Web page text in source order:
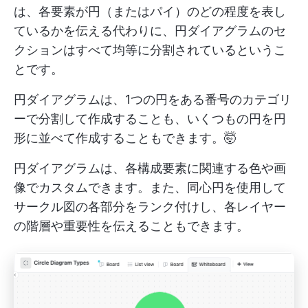
は、各要素が円（またはパイ）のどの程度を表し
ているかを伝える代わりに、円ダイアグラムのセ
クションはすべて均等に分割されているというこ
とです。
円ダイアグラムは、1つの円をある番号のカテゴリ
ーで分割して作成することも、いくつもの円を円
形に並べて作成することもできます。🤯
円ダイアグラムは、各構成要素に関連する色や画
像でカスタムできます。また、同心円を使用して
サークル図の各部分をランク付けし、各レイヤー
の階層や重要性を伝えることもできます。